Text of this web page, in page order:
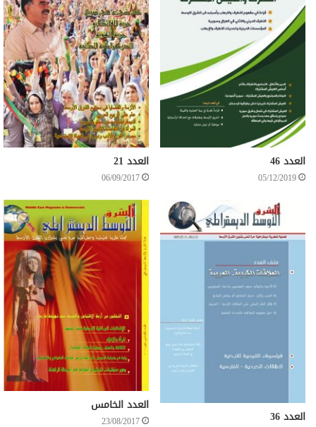
العدد 46
05/12/2019
العدد 21
06/09/2017
العدد 36
العدد الخامس
23/08/2017